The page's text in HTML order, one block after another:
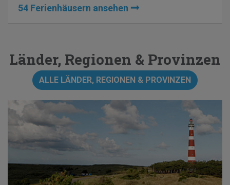
54 Ferienhäusern ansehen
Länder, Regionen & Provinzen
ALLE LÄNDER, REGIONEN & PROVINZEN